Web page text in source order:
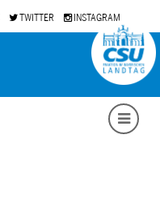
TWITTER INSTAGRAM